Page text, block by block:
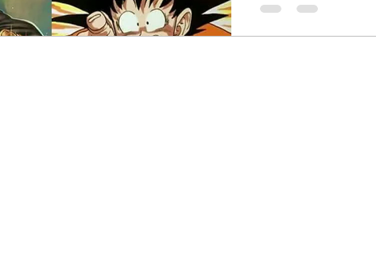
2024 Novembro 2024 Outubro 2024